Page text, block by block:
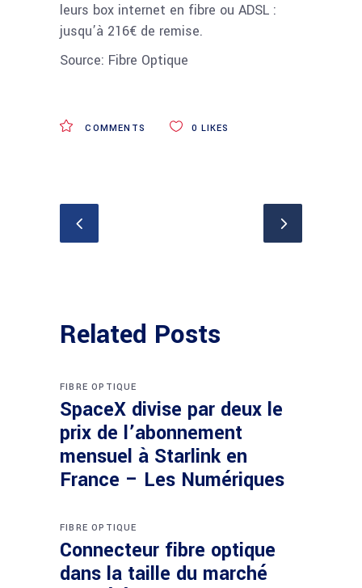
leurs box internet en fibre ou ADSL :
jusqu’à 216€ de remise.
Source: Fibre Optique
COMMENTS 0 LIKES
Related Posts
FIBRE OPTIQUE
SpaceX divise par deux le
prix de l’abonnement
mensuel à Starlink en
France – Les Numériques
FIBRE OPTIQUE
Connecteur fibre optique
dans la taille du marché